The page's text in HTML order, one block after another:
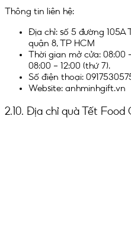
Thông tin liên hệ:
Địa chỉ: số 5 đường 105A
quận 8, TP HCM
Thời gian mở cửa: 08:00
08:00 – 12:00 (thứ 7).
Số điện thoại:
Website: anhminhgift.vn
2.10. Địa chỉ quà Tết Food